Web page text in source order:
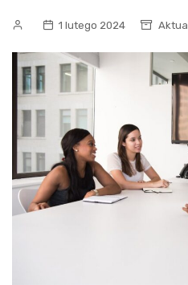
1 lutego 2024